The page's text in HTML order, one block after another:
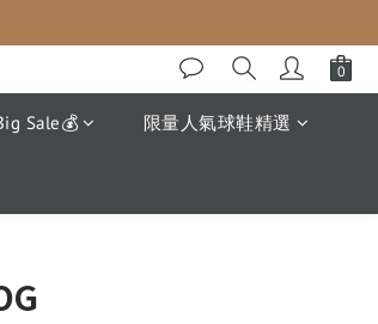
Sale💰 限量人氣球鞋精選